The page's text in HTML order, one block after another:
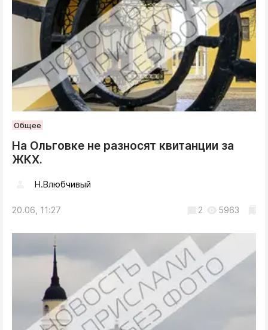
Общее
На Ольговке не разносят квитанции за
ЖКХ.
Н.Влюбчивый
20.06, 11:27 2 5963